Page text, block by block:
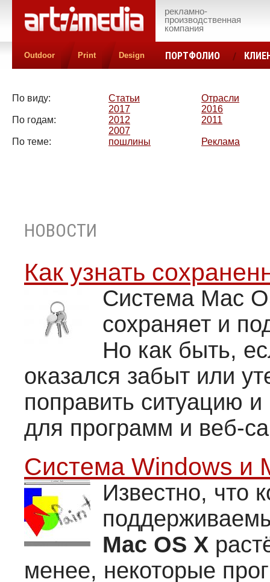
рекламно-
производственная
компания
Outdoor Print Design ПОРТФОЛИО
По виду: Статьи Отрасли
По годам:
2017
2016
2012
2011
2007
По теме:
пошлины Реклама
НОВОСТИ
Как узнать
Система Mac
сохраняет и
Но как быть,
оказался забыт или
поправить ситуацию
для программ и веб-
Система Windows и
Известно, что
Mac OS X
менее, некоторые